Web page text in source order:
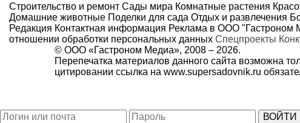
Строительство и ремонт Сады мира Комнатные растения
Домашние животные Поделки для сада Отдых и развлечения
Редакция Контактная информация Реклама в ООО "Гастроном
отношении обработки персональных данных Спецпроекты
© ООО «Гастроном Медиа», 2008 – 2026.
Перепечатка материалов данного сайта возможна
цитировании ссылка на www.supersadovnik.ru